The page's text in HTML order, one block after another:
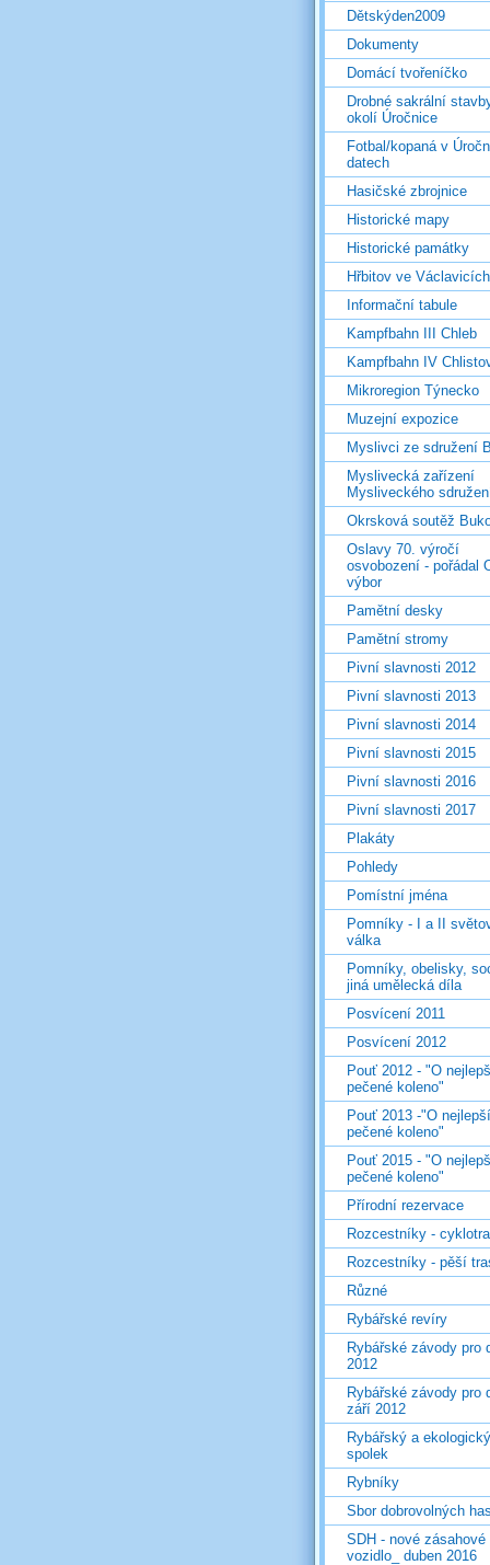
Dětskýden2009
Dokumenty
Domácí tvořeníčko
Drobné sakrální
okolí Úročnice
Fotbal/kopaná v
datech
Hasičské zbrojnice
Historické mapy
Historické památky
Hřbitov ve Václavicích
Informační tabule
Kampfbahn III Chleb
Kampfbahn IV
Mikroregion Týnecko
Muzejní expozice
Myslivci ze sdružení
Myslivecká zařízení
Mysliveckého
Okrsková soutěž
Oslavy 70. výročí
osvobození - pořádal
výbor
Pamětní desky
Pamětní stromy
Pivní slavnosti 2012
Pivní slavnosti 2013
Pivní slavnosti 2014
Pivní slavnosti 2015
Pivní slavnosti 2016
Pivní slavnosti 2017
Plakáty
Pohledy
Pomístní jména
Pomníky - I a II
válka
Pomníky, obelisky,
jiná umělecká díla
Posvícení 2011
Posvícení 2012
Pouť 2012 - "O
pečené koleno"
Pouť 2013 -"O nejlepší
pečené koleno"
Pouť 2015 - "O
pečené koleno"
Přírodní rezervace
Rozcestníky -
Rozcestníky - pěší
Různé
Rybářské revíry
Rybářské závody pro
2012
Rybářské závody pro
září 2012
Rybářský a ekologický
spolek
Rybníky
Sbor dobrovolných
SDH - nové zásahové
vozidlo_ duben 2016